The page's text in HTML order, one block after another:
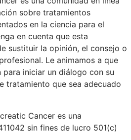
sobre tratamientos
en la ciencia para el
en cuenta que esta
sustituir la opinión, el consejo o
Le animamos a que
iniciar un diálogo con su
tratamiento que sea adecuado
Cancer es una
sin fines de lucro 501(c)